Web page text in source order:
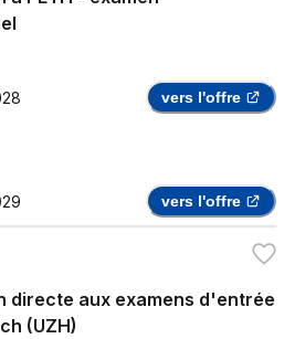
vers l'offre
vers l'offre
directe aux examens d'entrée
(UZH)